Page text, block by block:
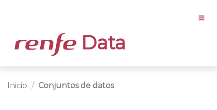
Data
Inicio Conjuntos de datos